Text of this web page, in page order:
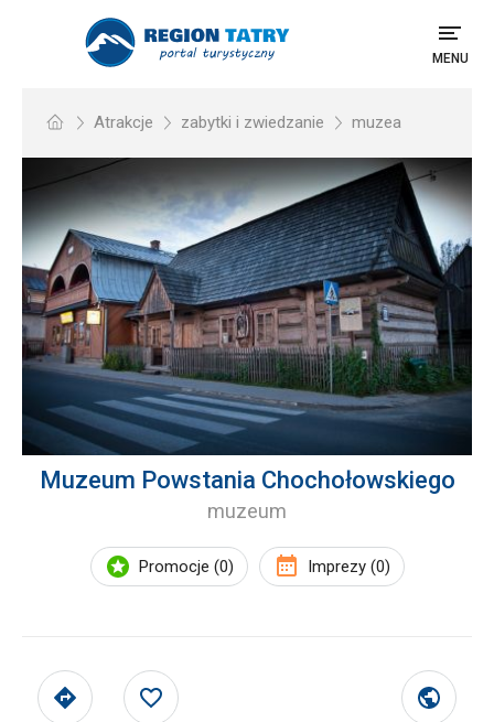
MENU
Atrakcje zabytki i zwiedzanie muzea
Muzeum Powstania Chochołowskiego
muzeum
Promocje (0) Imprezy (0)